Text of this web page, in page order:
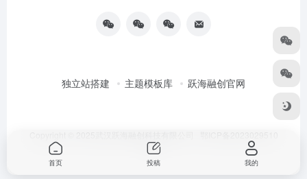
独立站搭建 主题模板库 跃海融创官网
号-3
首页 投稿 我的